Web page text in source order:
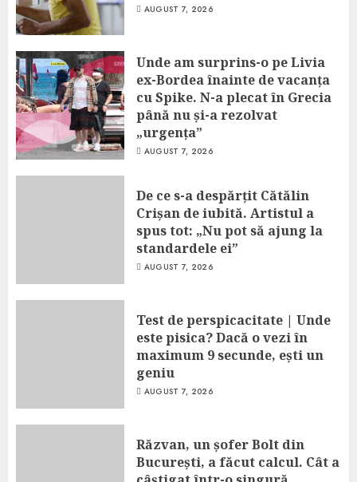
AUGUST 7, 2026
Unde am surprins-o pe Livia
ex-Bordea înainte de vacanța
cu Spike. N-a plecat în Grecia
până nu și-a rezolvat
„urgența”
AUGUST 7, 2026
De ce s-a despărțit Cătălin
Crișan de iubită. Artistul a
spus tot: „Nu pot să ajung la
standardele ei”
AUGUST 7, 2026
Test de perspicacitate | Unde
este pisica? Dacă o vezi în
maximum 9 secunde, ești un
geniu
AUGUST 7, 2026
Răzvan, un șofer Bolt din
București, a făcut calcul. Cât a